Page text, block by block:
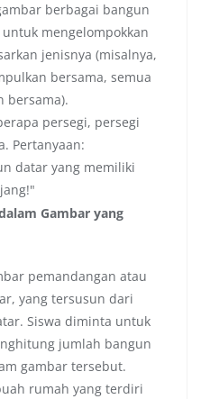
berbagai bangun
mengelompokkan
jenisnya (misalnya,
bersama, semua
bersama).
persegi, persegi
Pertanyaan:
datar yang memiliki
Gambar yang
pemandangan atau
yang tersusun dari
Siswa diminta untuk
jumlah bangun
gambar tersebut.
rumah yang terdiri